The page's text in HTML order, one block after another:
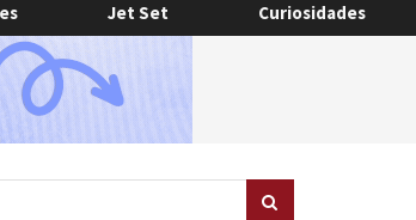
Jet Set Curiosidades